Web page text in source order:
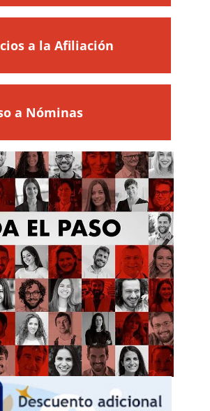
a la Afiliación
a Nóminas